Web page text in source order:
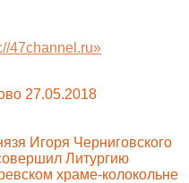
47channel.ru»
27.05.2018
Игоря Черниговского
Литургию
храме-колокольне